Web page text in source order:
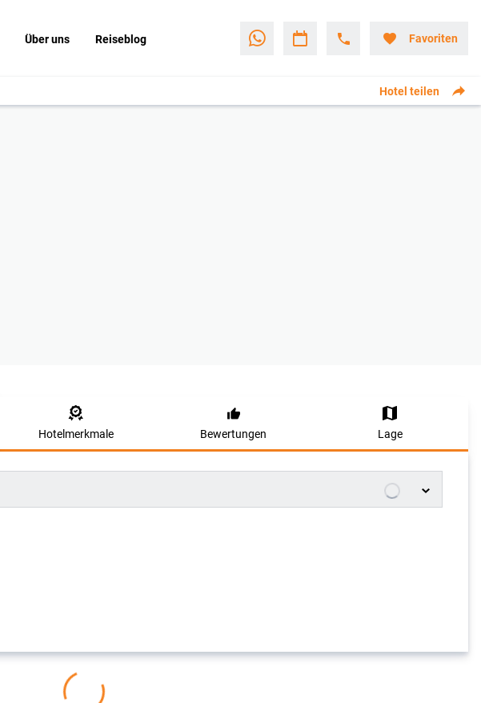
Über uns Reiseblog Favoriten
Hotel teilen
Hotelmerkmale Bewertungen Lage